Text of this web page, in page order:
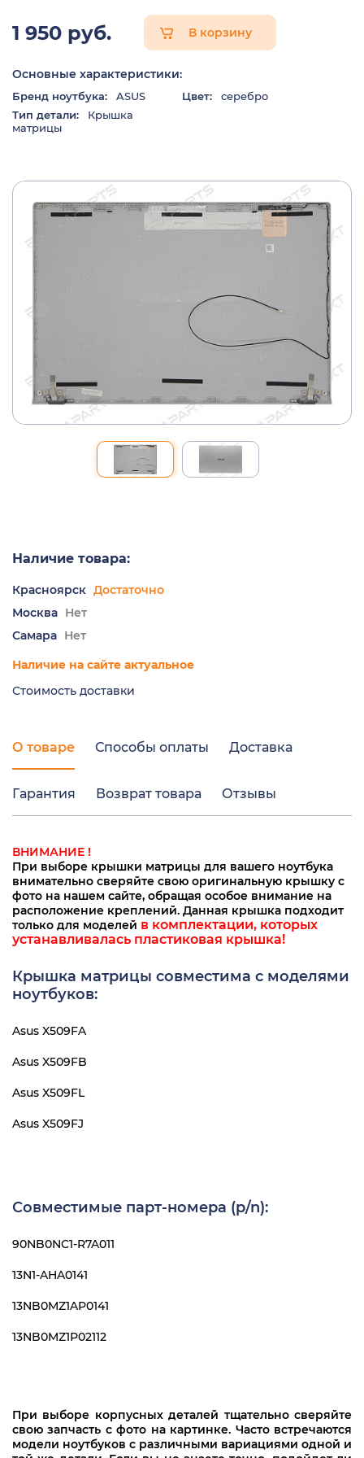
1 950 руб. В корзину
Основные характеристики:
Бренд ноутбука: ASUS Цвет:
серебро
Тип детали:
Крышка
матрицы
Наличие товара:
Красноярск Достаточно
Москва Нет
Самара Нет
Наличие на сайте актуальное
Стоимость доставки
О товаре Способы оплаты Доставка
Гарантия Возврат товара Отзывы
ВНИМАНИЕ !
При выборе крышки матрицы для вашего ноутбука
внимательно сверяйте свою оригинальную крышку с
фото на нашем сайте, обращая особое внимание на
расположение креплений. Данная крышка подходит
только для моделей в комплектации, которых
устанавливалась пластиковая крышка!
Крышка матрицы совместима с моделями
ноутбуков:
Asus X509FA
Asus X509FB
Asus X509FL
Asus X509FJ
Совместимые парт-номера (p/n):
90NB0NC1-R7A011
13N1-AHA0141
13NB0MZ1AP0141
13NB0MZ1P02112
При выборе корпусных деталей тщательно сверяйте
свою запчасть с фото на картинке. Часто встречаются
модели ноутбуков с различными вариациями одной и